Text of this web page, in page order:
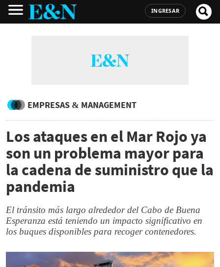
INGRESAR
EMPRESAS & MANAGEMENT
Los ataques en el Mar Rojo ya
son un problema mayor para
la cadena de suministro que la
pandemia
El tránsito más largo alrededor del Cabo de Buena
Esperanza está teniendo un impacto significativo en
los buques disponibles para recoger contenedores.